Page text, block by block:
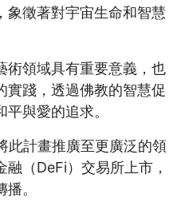
象徵著對宇宙生命和智慧
術領域具有重要意義，也
實踐，透過佛教的智慧促
與愛的追求。
此計畫推廣至更廣泛的領
（DeFi）交易所上市，
。